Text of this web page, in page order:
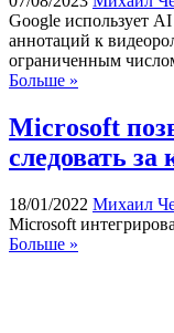
Google использует
аннотаций к
ограниченным
Больше »
Microsoft
следовать за
18/01/2022 Михаил
Microsoft
Больше »